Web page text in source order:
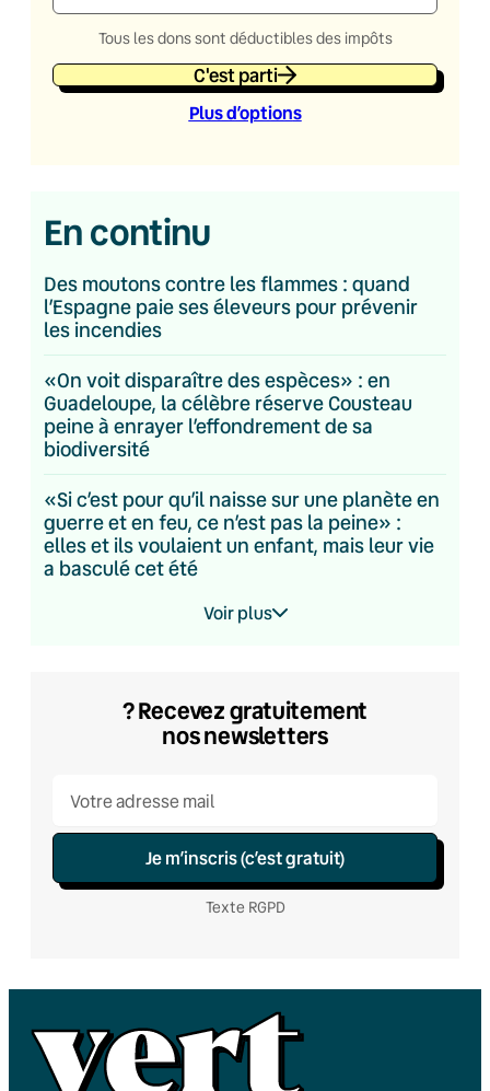
Tous les dons sont déductibles des impôts
C'est parti
Plus d’options
En continu
Des moutons contre les flammes : quand
l’Espagne paie ses éleveurs pour prévenir
les incendies
«On voit disparaître des espèces» : en
Guadeloupe, la célèbre réserve Cousteau
peine à enrayer l’effondrement de sa
biodiversité
«Si c’est pour qu’il naisse sur une planète en
guerre et en feu, ce n’est pas la peine» :
elles et ils voulaient un enfant, mais leur vie
a basculé cet été
Voir plus
? Recevez gratuitement
nos newsletters
Je m’inscris (c’est gratuit)
Texte RGPD